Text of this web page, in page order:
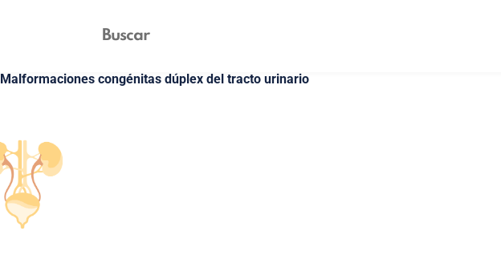
Malformaciones congénitas dúplex del tracto urinario